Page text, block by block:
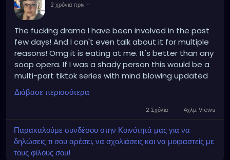
2 χρόνια πριν -
The fucking drama I have been involved in the past
few days! And I can't even talk about it for multiple
reasons! Omg it is eating at me. It's better than any
soap opera. If I was a shady person this would be a
multi-part tiktok series with mind blowing updated
and twists! AAAAAAAAAAAAA
Διάβασε περισσότερα
2 Σχόλια 4χλμ. Views
Παρακαλούμε συνδέσου στην Κοινότητά μας για να
δηλώσεις τι σου αρέσει, να σχολιάσεις και να μοιραστείς με
τους φίλους σου!